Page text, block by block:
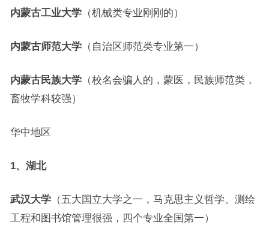
内蒙古工业大学（机械类专业刚刚的）
内蒙古师范大学（自治区师范类专业第一）
内蒙古民族大学（校名会骗人的，蒙医，民族师范类，
畜牧学科较强）
华中地区
1、湖北
武汉大学（五大国立大学之一，马克思主义哲学、测绘
工程和图书馆管理很强，四个专业全国第一）